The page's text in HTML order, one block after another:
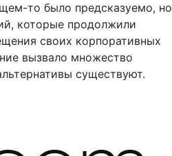
то было предсказуемо, но
которые продолжили
своих корпоративных
вызвало множество
существуют.